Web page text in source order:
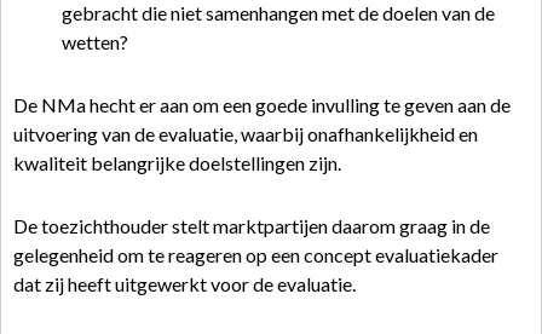
gebracht die niet samenhangen met de doelen van de
wetten?
De NMa hecht er aan om een goede invulling te geven aan de
uitvoering van de evaluatie, waarbij onafhankelijkheid en
kwaliteit belangrijke doelstellingen zijn.
De toezichthouder stelt marktpartijen daarom graag in de
gelegenheid om te reageren op een concept evaluatiekader
dat zij heeft uitgewerkt voor de evaluatie.